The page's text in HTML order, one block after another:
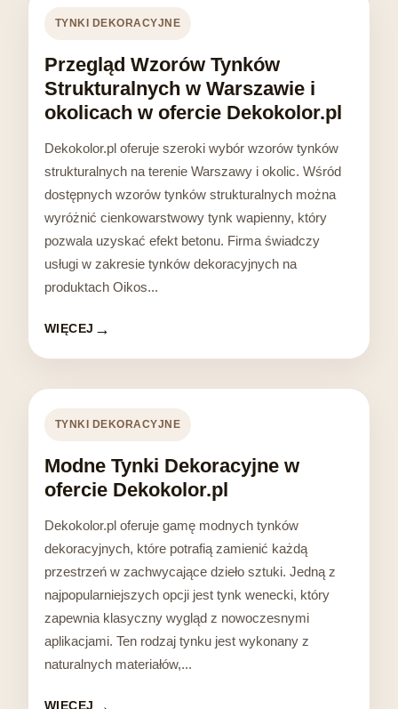
TYNKI DEKORACYJNE
Przegląd Wzorów Tynków
Strukturalnych w Warszawie i
okolicach w ofercie Dekokolor.pl
Dekokolor.pl oferuje szeroki wybór wzorów tynków
strukturalnych na terenie Warszawy i okolic. Wśród
dostępnych wzorów tynków strukturalnych można
wyróżnić cienkowarstwowy tynk wapienny, który
pozwala uzyskać efekt betonu. Firma świadczy
usługi w zakresie tynków dekoracyjnych na
produktach Oikos...
WIĘCEJ
TYNKI DEKORACYJNE
Modne Tynki Dekoracyjne w
ofercie Dekokolor.pl
Dekokolor.pl oferuje gamę modnych tynków
dekoracyjnych, które potrafią zamienić każdą
przestrzeń w zachwycające dzieło sztuki. Jedną z
najpopularniejszych opcji jest tynk wenecki, który
zapewnia klasyczny wygląd z nowoczesnymi
aplikacjami. Ten rodzaj tynku jest wykonany z
naturalnych materiałów,...
WIĘCEJ